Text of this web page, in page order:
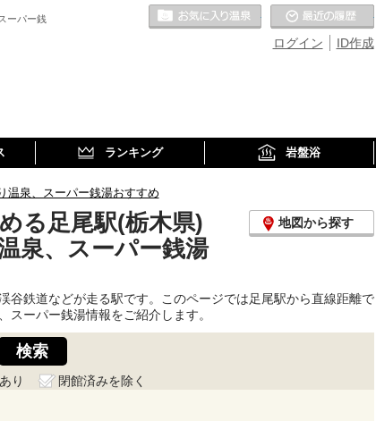
ーパー銭
ID作成
ログイン
お気に入りの温泉
ランキング 岩盤浴
温泉、スーパー銭湯おすすめ
る足尾駅(栃木県)
泉、スーパー銭湯
地図から探す
谷鉄道などが走る駅です。このページでは足尾駅から直線距離で
ーパー銭湯情報をご紹介します。
り
閉館済みを除く